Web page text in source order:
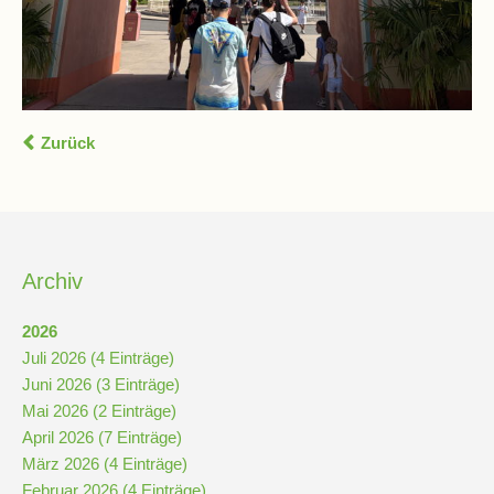
Kompetenzteam
Seiteneinsteiger
Methodentraining
Unterricht
Vertretungsplan
Zurück
Archiv
2026
Juli 2026 (4 Einträge)
Juni 2026 (3 Einträge)
Mai 2026 (2 Einträge)
April 2026 (7 Einträge)
März 2026 (4 Einträge)
Februar 2026 (4 Einträge)